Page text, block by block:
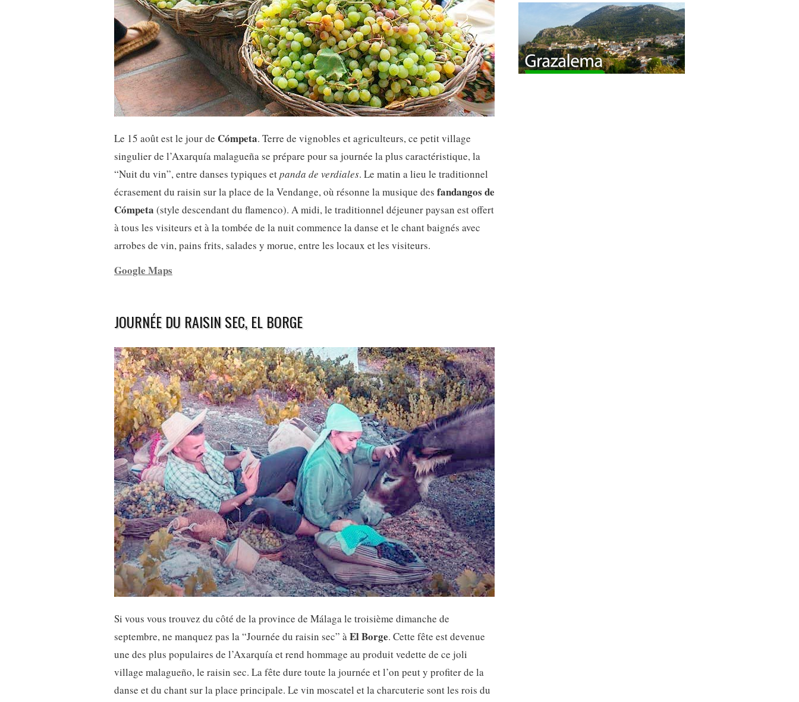
Le 15 août est le jour de Cómpeta. Terre de vignobles et agriculteurs, ce petit village
singulier de l’Axarquía malagueña se prépare pour sa journée la plus caractéristique, la
“Nuit du vin”, entre danses typiques etpanda de verdiales. Le matin a lieu le traditionnel
écrasement du raisin sur la place de la Vendange, où résonne la musique des fandangos de
Cómpeta (style descendant du flamenco). A midi, le traditionnel déjeuner paysan est offert
à tous les visiteurs et à la tombée de la nuit commence la danse et le chant baignés avec
arrobes de vin, pains frits, salades y morue, entre les locaux et les visiteurs.
Google Maps
JOURNÉE DU RAISIN SEC, EL BORGE
Si vous vous trouvez du côté de la province de Málaga le troisième dimanche de
septembre, ne manquez pas la “Journée du raisin sec” àEl Borge. Cette fête est devenue
une des plus populaires de l’Axarquía et rend hommage au produit vedette de ce joli
village malagueño, le raisin sec. La fête dure toute la journée et l’on peut y profiter de la
danse et du chant sur la place principale. Le vin moscatel et la charcuterie sont les rois du